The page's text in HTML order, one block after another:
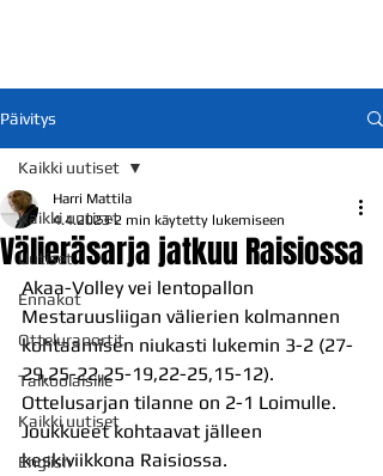
Päivitys
Kaikki uutiset
Uutiset
Ennakot
Otteluraportit
Talkoolaisille
Kaikki uutiset
English
Kaikki uutiset
Välieräsarja jatkuu Raisiossa
Harri Mattila
4.4.2023 2 min käytetty lukemiseen
Akaa-Volley vei lentopallon
Mestaruusliigan välierien kolmannen
kohtaamisen niukasti lukemin 3-2 (27-
29,25-22,25-19,22-25,15-12).
Ottelusarjan tilanne on 2-1 Loimulle.
Joukkueet kohtaavat jälleen
keskiviikkona Raisiossa.